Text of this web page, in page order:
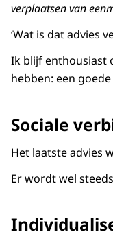
verplaatsen van
‘Wat is dat advies
Ik blijf enthousiast
hebben: een
Sociale
Het laatste advies
Er wordt wel